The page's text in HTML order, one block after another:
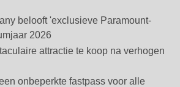
belooft 'exclusieve Paramount-
2026
attractie te koop na verhogen
onbeperkte fastpass voor alle